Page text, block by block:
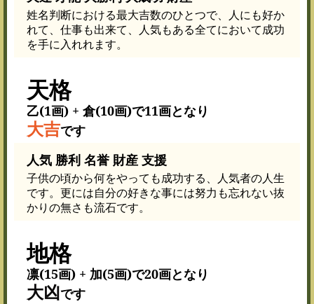
姓名判断における最大吉数のひとつで、人にも好か
れて、仕事も出来て、人気もある全てにおいて成功
を手に入れれます。
天格
乙(1画) + 倉(10画)で11画となり
大吉です
人気 勝利 名誉 財産 支援
子供の頃から何をやっても成功する、人気者の人生
です。更には自分の好きな事には努力も忘れない抜
かりの無さも流石です。
地格
凛(15画) + 加(5画)で20画となり
大凶です